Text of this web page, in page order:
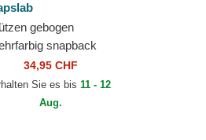
gebogen
snapback
WHA Bugs
Looney Tunes
Capslab
34,95 CHF
Sie es bis11 - 12
Aug.